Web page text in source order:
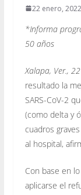
22 enero, 2022
*Informa
50 años
Xalapa, Ver.,
resultado la
SARS-CoV-2
(como delta y
cuadros
al hospital,
Con base en
aplicarse el